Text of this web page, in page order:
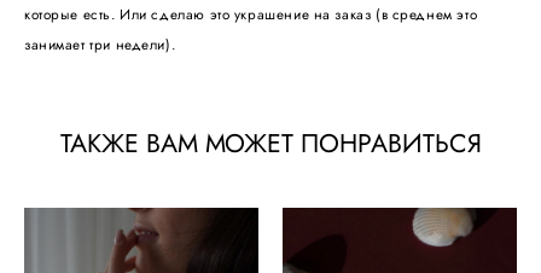
которые есть. Или сделаю это украшение на заказ (в среднем это
занимает три недели).
ТАКЖЕ ВАМ МОЖЕТ ПОНРАВИТЬСЯ